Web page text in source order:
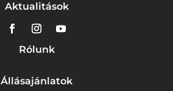
Aktualitások
Rólunk
Állásajánlatok